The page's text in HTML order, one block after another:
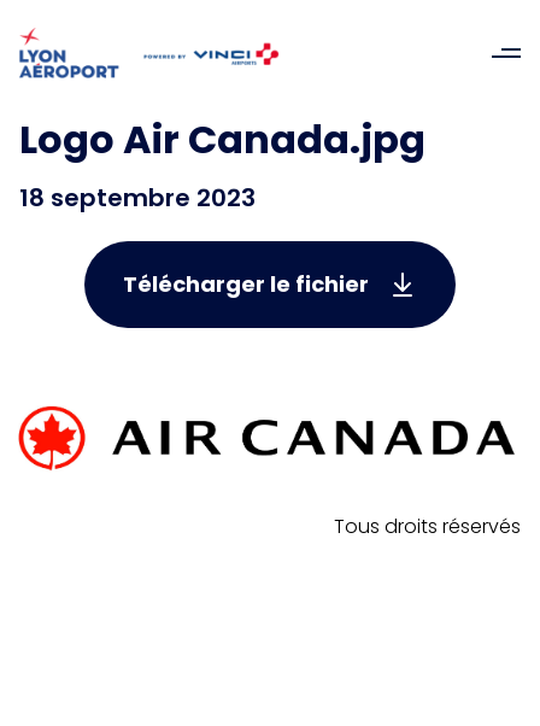
Logo Air Canada.jpg
18 septembre 2023
Télécharger le fichier
Tous droits réservés